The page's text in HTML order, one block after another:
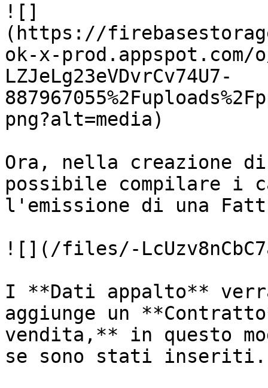
![]
(https://
ok-x-prod.appspot.com/
LZJeLg23eVDvrCv74U7-
png?alt=media)
Ora, nella creazione
possibile compilare i
l'emissione di una
![](/files/-
I **Dati appalto**
aggiunge un
vendita,** in questo
se sono stati inseriti.